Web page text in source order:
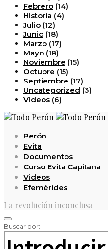
Febrero (14)
Historia (4)
Julio (12)
Junio (18)
Marzo (17)
Mayo (18)
Noviembre (15)
Octubre (15)
Septiembre (17)
Uncategorized (3)
Videos (6)
Perón
Evita
Documentos
Curso Evita Capitana
Videos
Efemérides
La revolución inconclusa
Buscar por: